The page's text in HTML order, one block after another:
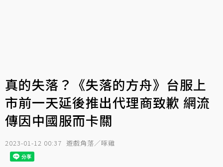
真的失落？《失落的方舟》台服上
市前一天延後推出代理商致歉 網流
傳因中國服而卡關
2023-01-12 00:37 遊戲角落／啄雞